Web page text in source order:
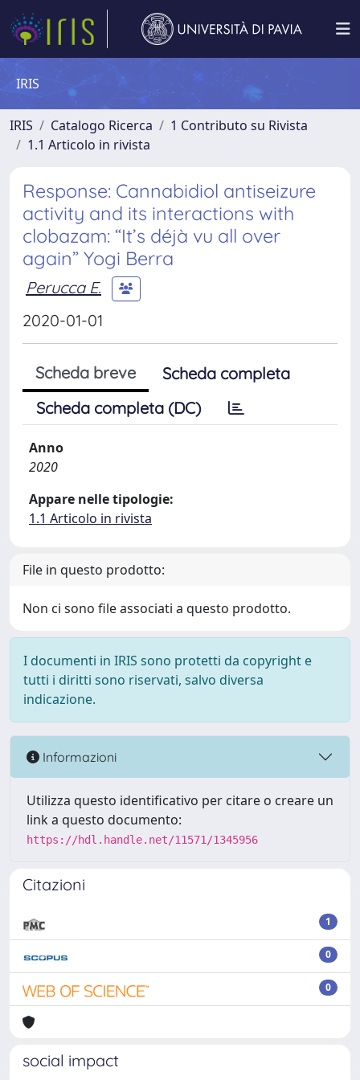
IRIS
IRIS Catalogo Ricerca
1 Contributo su Rivista
1.1 Articolo in rivista
Response: Cannabidiol antiseizure
activity and its interactions with
clobazam: “It’s déjà vu all over
again” Yogi Berra
Perucca E.
2020-01-01
Scheda breve
Scheda completa
Scheda completa (DC)
Anno
2020
Appare nelle tipologie:
1.1 Articolo in rivista
File in questo prodotto:
Non ci sono file associati a questo prodotto.
I documenti in IRIS sono protetti da copyright e
tutti i diritti sono riservati, salvo diversa
indicazione.
Informazioni
Utilizza questo identificativo per citare o creare un
link a questo documento:
https://hdl.handle.net/11571/1345956
Citazioni
1
0
0
social impact